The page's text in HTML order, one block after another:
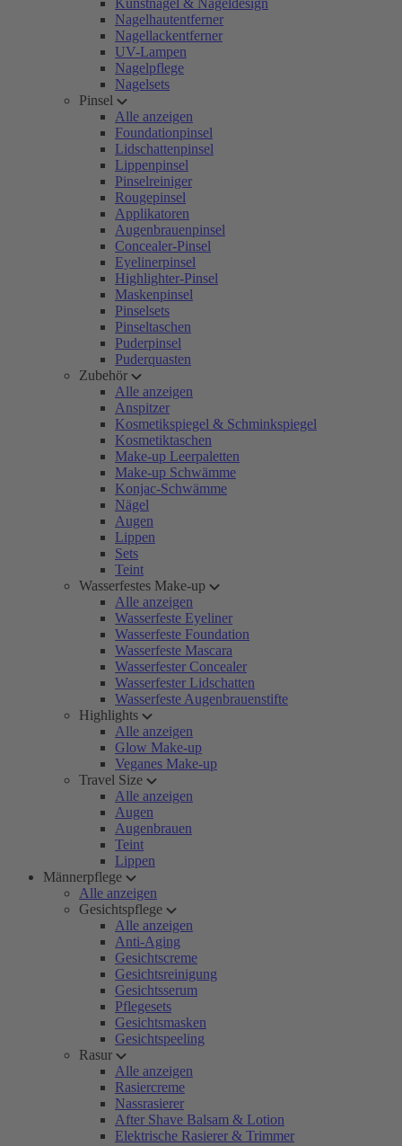
Kunstnägel & Nageldesign
Nagelhautentferner
Nagellackentferner
UV-Lampen
Nagelpflege
Nagelsets
Pinsel
Alle anzeigen
Foundationpinsel
Lidschattenpinsel
Lippenpinsel
Pinselreiniger
Rougepinsel
Applikatoren
Augenbrauenpinsel
Concealer-Pinsel
Eyelinerpinsel
Highlighter-Pinsel
Maskenpinsel
Pinselsets
Pinseltaschen
Puderpinsel
Puderquasten
Zubehör
Alle anzeigen
Anspitzer
Kosmetikspiegel & Schminkspiegel
Kosmetiktaschen
Make-up Leerpaletten
Make-up Schwämme
Konjac-Schwämme
Nägel
Augen
Lippen
Sets
Teint
Wasserfestes Make-up
Alle anzeigen
Wasserfeste Eyeliner
Wasserfeste Foundation
Wasserfeste Mascara
Wasserfester Concealer
Wasserfester Lidschatten
Wasserfeste Augenbrauenstifte
Highlights
Alle anzeigen
Glow Make-up
Veganes Make-up
Travel Size
Alle anzeigen
Augen
Augenbrauen
Teint
Lippen
Männerpflege
Alle anzeigen
Gesichtspflege
Alle anzeigen
Anti-Aging
Gesichtscreme
Gesichtsreinigung
Gesichtsserum
Pflegesets
Gesichtsmasken
Gesichtspeeling
Rasur
Alle anzeigen
Rasiercreme
Nassrasierer
After Shave Balsam & Lotion
Elektrische Rasierer & Trimmer